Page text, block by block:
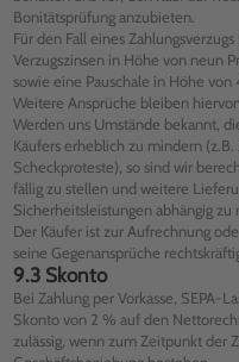
Bonitätsprüfung anzubieten.
Für den Fall eines
Verzugszinsen in Höhe von neun
sowie eine Pauschale in Höhe
Weitere Ansprüche bleiben
Werden uns Umstände bekannt,
Käufers erheblich zu mindern
Scheckproteste), so sind wir
fällig zu stellen und weitere
Sicherheitsleistungen abhängig
Der Käufer ist zur Aufrechnung
seine Gegenansprüche
9.3 Skonto
Bei Zahlung per Vorkasse, SEPA-
Skonto von 2 % auf den
zulässig, wenn zum Zeitpunkt der